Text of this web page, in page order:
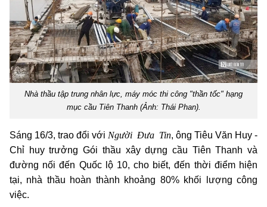
Nhà thầu tập trung nhân lực, máy móc thi công "thần tốc" hạng
mục cầu Tiên Thanh (Ảnh: Thái Phan).
Sáng 16/3, trao đổi với Người Đưa Tin, ông Tiêu Văn Huy -
Chỉ huy trưởng Gói thầu xây dựng cầu Tiên Thanh và
đường nối đến Quốc lộ 10, cho biết, đến thời điểm hiện
tại, nhà thầu hoàn thành khoảng 80% khối lượng công
việc.